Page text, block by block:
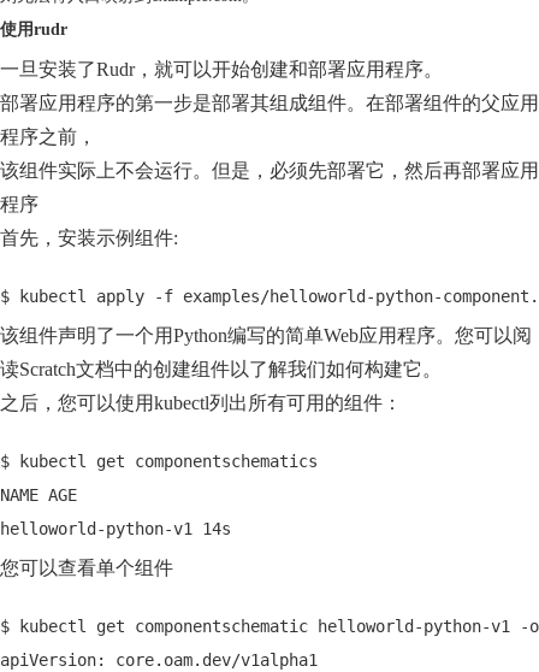
使用rudr
一旦安装了Rudr，就可以开始创建和部署应用程序。
部署应用程序的第一步是部署其组成组件。在部署组件的父应用
程序之前，
该组件实际上不会运行。但是，必须先部署它，然后再部署应用
程序
首先，安装示例组件:
$ kubectl apply -f examples/helloworld-python-
该组件声明了一个用Python编写的简单Web应用程序。您可以阅
读Scratch文档中的创建组件以了解我们如何构建它。
之后，您可以使用kubectl列出所有可用的组件：
$ kubectl get componentschematics
NAME AGE
helloworld-python-v1 14s
您可以查看单个组件
$ kubectl get componentschematic helloworld-python-v1 -
apiVersion: core.oam.dev/v1alpha1